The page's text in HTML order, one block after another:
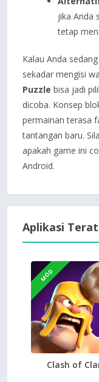
jika Anda
tetap
Kalau Anda
sekadar mengisi
Puzzle bisa jadi
dicoba. Konsep
permainan terasa
tantangan baru.
apakah game ini
Android.
Aplikasi
MOD
Clash of